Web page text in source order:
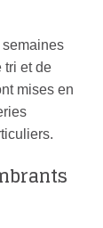
semaines
tri et de
mises en